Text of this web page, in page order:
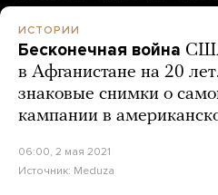
ИСТОРИИ
Бесконечная война
в Афганистане на 20
знаковые снимки о
кампании в
06:00, 2 мая 2021
Источник: Meduza